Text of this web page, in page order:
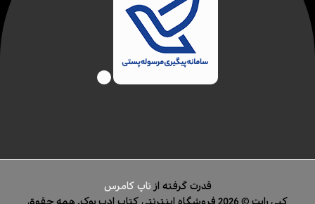
قدرت گرفته از ناپ کامرس
کپی رایت © 2026 فروشگاه اینترنتی کتاب ادب بوک. همه حقوق